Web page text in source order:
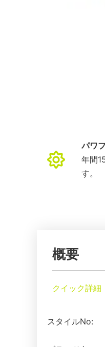
パワ
年間
す。
概要
クイック詳細
スタイルNo: